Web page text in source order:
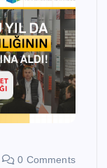
0 Comments